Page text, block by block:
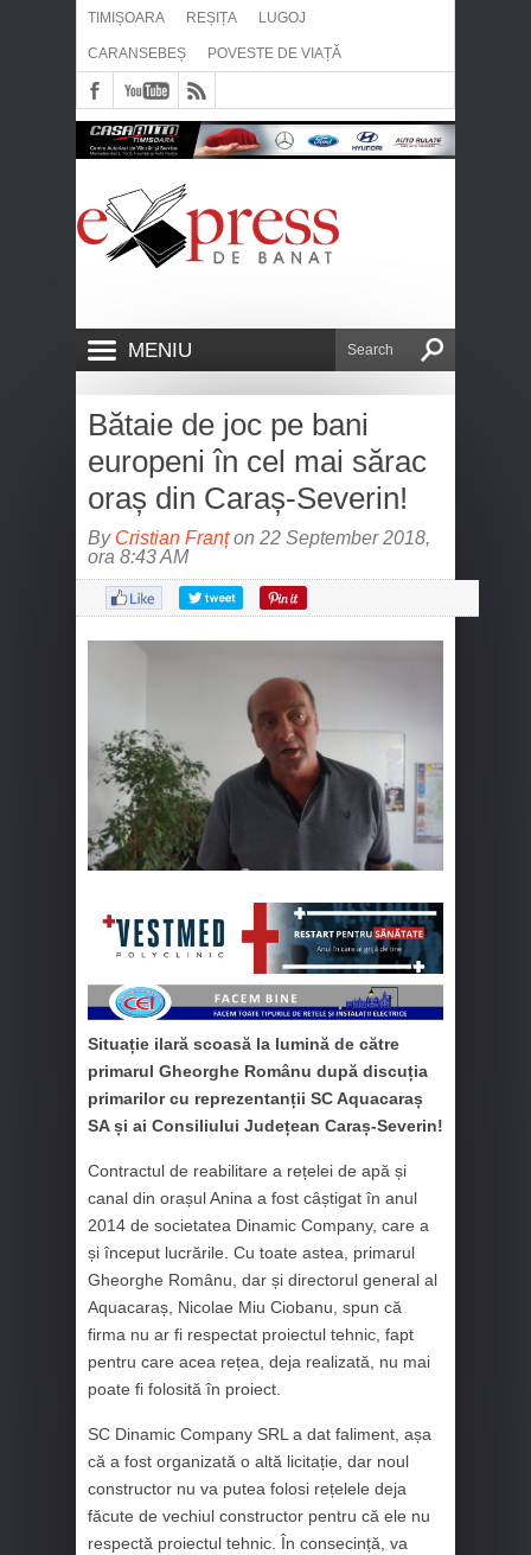
TIMIȘOARA REȘIȚA LUGOJ
CARANSEBEȘ POVESTE DE VIAȚĂ
MENIU
Bătaie de joc pe bani
europeni în cel mai sărac
oraș din Caraș-Severin!
By Cristian Franțon 22 September 2018,
ora 8:43 AM
Situație ilară scoasă la lumină de către
primarul Gheorghe Românu după discuția
primarilor cu reprezentanții SC Aquacaraș
SA și ai Consiliului Județean Caraș-Severin!
Contractul de reabilitare a rețelei de apă și
canal din orașul Anina a fost câștigat în anul
2014 de societatea Dinamic Company, care a
și început lucrările. Cu toate astea, primarul
Gheorghe Românu, dar și directorul general al
Aquacaraș, Nicolae Miu Ciobanu, spun că
firma nu ar fi respectat proiectul tehnic, fapt
pentru care acea rețea, deja realizată, nu mai
poate fi folosită în proiect.
SC Dinamic Company SRL a dat faliment, așa
că a fost organizată o altă licitație, dar noul
constructor nu va putea folosi rețelele deja
făcute de vechiul constructor pentru că ele nu
respectă proiectul tehnic. În consecință, va